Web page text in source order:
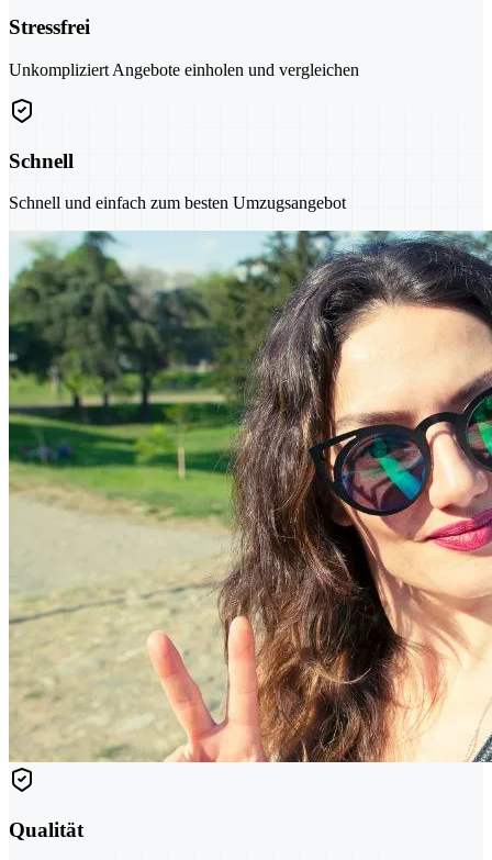
Stressfrei
Unkompliziert Angebote einholen und vergleichen
Schnell
Schnell und einfach zum besten Umzugsangebot
Qualität